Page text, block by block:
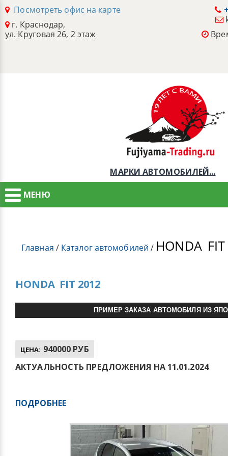
Посмотреть офис на карте
г. Краснодар,
ул. Круговая 26, 2 этаж
МАРКИ АВТОМОБИЛЕЙ...
МЕНЮ
Главная / Каталог автомобилей / HONDA
HONDA FIT 2012
ПРИМЕР ЗАКАЗА АВТОМОБИЛЯ ИЗ
ЦЕНА: 940000 РУБ
АКТУАЛЬНОСТЬ ПРЕДЛОЖЕНИЯ НА 11.01.2024
ПОДРОБНЕЕ